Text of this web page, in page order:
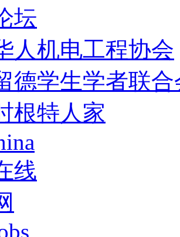
坛
人机电工程协会
德学生学者联合
根特人家
线